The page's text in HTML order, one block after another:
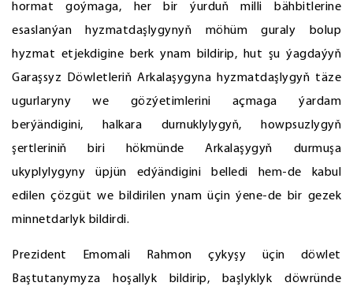
hormat goýmaga, her bir ýurduň milli bähbitlerine
esaslanýan hyzmatdaşlygynyň möhüm guraly bolup
hyzmat etjekdigine berk ynam bildirip, hut şu ýagdaýyň
Garaşsyz Döwletleriň Arkalaşygyna hyzmatdaşlygyň täze
ugurlaryny we gözýetimlerini açmaga ýardam
berýändigini, halkara durnuklylygyň, howpsuzlygyň
şertleriniň biri hökmünde Arkalaşygyň durmuşa
ukyplylygyny üpjün edýändigini belledi hem-de kabul
edilen çözgüt we bildirilen ynam üçin ýene-de bir gezek
minnetdarlyk bildirdi.
Prezident Emomali Rahmon çykyşy üçin döwlet
Baştutanymyza hoşallyk bildirip, başlyklyk döwründe